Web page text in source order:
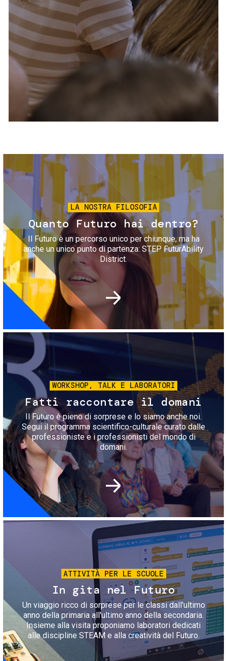
Servizi e accessibilità
Contatti
FAQ
Biglietti
Immagine
LA NOSTRA FILOSOFIA
Quanto Futuro hai dentro?
Il Futuro è un percorso unico per chiunque, ma ha
anche un unico punto di partenza: STEP FuturAbility
District.
Immagine
WORKSHOP, TALK E LABORATORI
Fatti raccontare il domani
Il Futuro è pieno di sorprese e lo siamo anche noi.
Segui il programma scientifico-culturale curato dalle
professioniste e i professionisti del mondo di
domani.
Immagine
ATTIVITÀ PER LE SCUOLE
In gita nel Futuro
Un viaggio ricco di sorprese per le classi dall'ultimo
anno della primaria all'ultimo anno della secondaria.
Insieme alla visita proponiamo laboratori dedicati
alle discipline STEAM e alla creatività del Futuro.